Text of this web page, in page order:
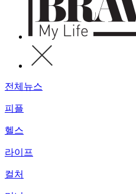
전체뉴스
피플
헬스
라이프
컬처